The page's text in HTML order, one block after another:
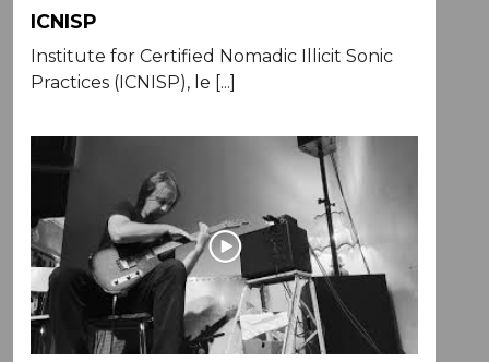
ICNISP
Institute for Certified Nomadic Illicit Sonic
Practices (ICNISP), le [...]